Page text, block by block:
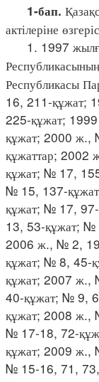
1-бап.
актілеріне
1. 1997 жылғы
Республикасы
16, 211-құжат;
225-құжат;
құжат; 2000
құжаттар;
құжат; № 17,
№ 15, 137-
құжат; № 17,
13, 53-құжат;
2006 ж., № 2,
құжат; № 8, 45-
құжат; 2007
40-құжат; № 9,
құжат; 2008 ж.,
№ 17-18, 72-
құжат; 2009 ж.,
№ 15-16, 71, 73,